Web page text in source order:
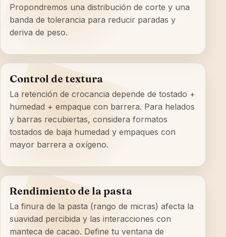
Propondremos una distribución de corte y una
banda de tolerancia para reducir paradas y
deriva de peso.
Control de textura
La retención de crocancia depende de tostado +
humedad + empaque con barrera. Para helados
y barras recubiertas, considera formatos
tostados de baja humedad y empaques con
mayor barrera a oxígeno.
Rendimiento de la pasta
La finura de la pasta (rango de micras) afecta la
suavidad percibida y las interacciones con
manteca de cacao. Define tu ventana de